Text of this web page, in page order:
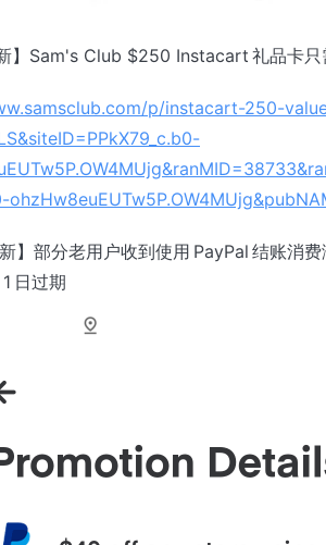
】Sam's Club $250 Instacart 礼品卡只
p/instacart-250-
】部分老用户收到使用 PayPal 结账消
日过期